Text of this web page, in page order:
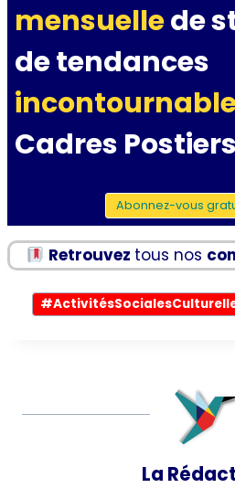
mensuellede
de tendances
Cadres
Abonnez-vous
Retrouvez tous nos
Étiquettes
de
#
La